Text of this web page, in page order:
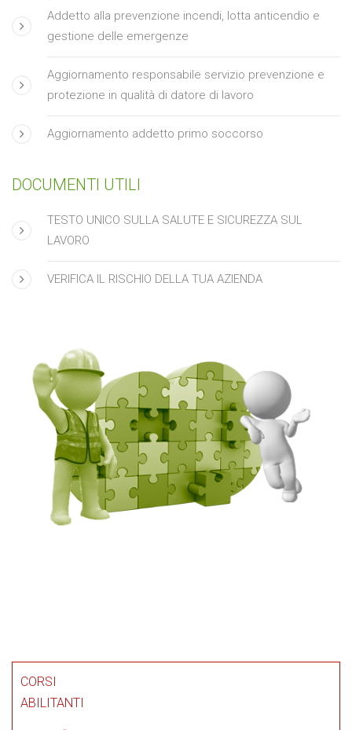
Addetto alla prevenzione incendi, lotta anticendio e
gestione delle emergenze
Aggiornamento responsabile servizio prevenzione e
protezione in qualità di datore di lavoro
Aggiornamento addetto primo soccorso
DOCUMENTI UTILI
TESTO UNICO SULLA SALUTE E SICUREZZA SUL
LAVORO
VERIFICA IL RISCHIO DELLA TUA AZIENDA
CORSI
ABILITANTI